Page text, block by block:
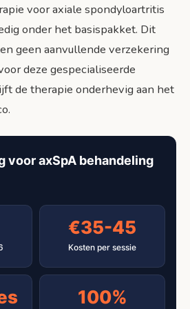
voor axiale spondyloartritis
onder het basispakket. Dit
geen aanvullende verzekering
deze gespecialiseerde
de therapie onderhevig aan het
voor axSpA behandeling
€35-45
Kosten per sessie
100%